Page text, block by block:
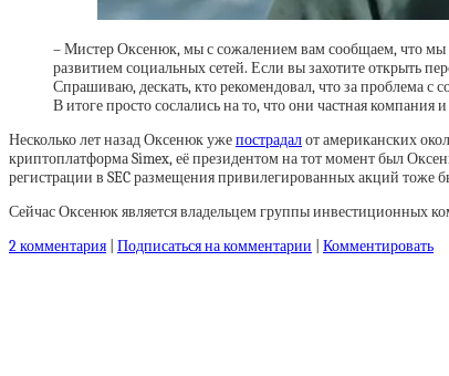
– Мистер Оксенюк, мы с сожалением вам сообщаем, что мы
развитием социальных сетей. Если вы захотите открыть
Спрашиваю, дескать, кто рекомендовал, что за проблема с
В итоге просто сослались на то, что они частная
Несколько лет назад Оксенюк ужепострадалот американских
криптоплатформа Simex, её президентом на тот момент был
регистрации в SEC размещения привилегированных акций тоже
Сейчас Оксенюк является владельцем группы инвестиционных
2 комментария Подписаться на комментарии
Комментировать